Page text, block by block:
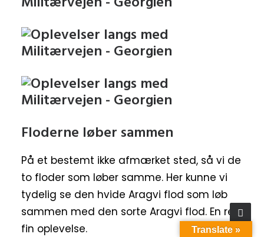
Floderne løber sammen
På et bestemt ikke afmærket sted, så vi de
to floder som løber samme. Her kunne vi
tydelig se den hvide Aragvi flod som løb
sammen med den sorte Aragvi flod. En ret
fin oplevelse.
Translate »